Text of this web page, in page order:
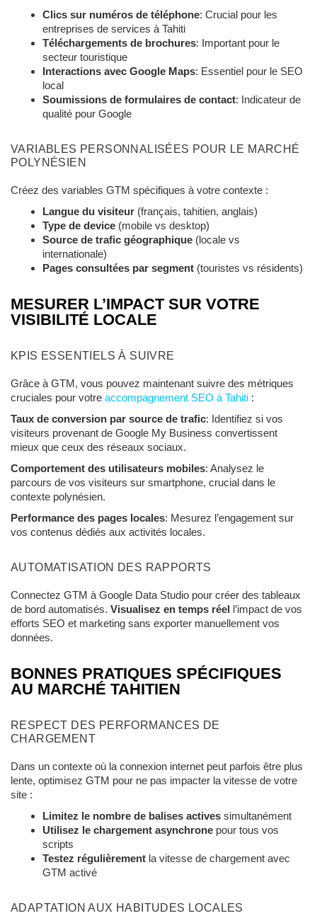
Clics sur numéros de téléphone: Crucial pour les
entreprises de services à Tahiti
Téléchargements de brochures: Important pour le
secteur touristique
Interactions avec Google Maps: Essentiel pour le SEO
local
Soumissions de formulaires de contact: Indicateur de
qualité pour Google
VARIABLES PERSONNALISÉES POUR LE MARCHÉ
POLYNÉSIEN
Créez des variables GTM spécifiques à votre contexte :
Langue du visiteur (français, tahitien, anglais)
Type de device (mobile vs desktop)
Source de trafic géographique (locale vs
internationale)
Pages consultées par segment (touristes vs résidents)
MESURER L’IMPACT SUR VOTRE
VISIBILITÉ LOCALE
KPIS ESSENTIELS À SUIVRE
Grâce à GTM, vous pouvez maintenant suivre des métriques
cruciales pour votre accompagnement SEO à Tahiti :
Taux de conversion par source de trafic: Identifiez si vos
visiteurs provenant de Google My Business convertissent
mieux que ceux des réseaux sociaux.
Comportement des utilisateurs mobiles: Analysez le
parcours de vos visiteurs sur smartphone, crucial dans le
contexte polynésien.
Performance des pages locales: Mesurez l’engagement sur
vos contenus dédiés aux activités locales.
AUTOMATISATION DES RAPPORTS
Connectez GTM à Google Data Studio pour créer des tableaux
de bord automatisés. Visualisez en temps réel l’impact de vos
efforts SEO et marketing sans exporter manuellement vos
données.
BONNES PRATIQUES SPÉCIFIQUES
AU MARCHÉ TAHITIEN
RESPECT DES PERFORMANCES DE
CHARGEMENT
Dans un contexte où la connexion internet peut parfois être plus
lente, optimisez GTM pour ne pas impacter la vitesse de votre
site :
Limitez le nombre de balises actives simultanément
Utilisez le chargement asynchrone pour tous vos
scripts
Testez régulièrement la vitesse de chargement avec
GTM activé
ADAPTATION AUX HABITUDES LOCALES